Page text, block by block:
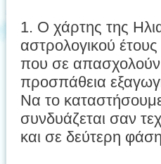
1. Ο χάρτης της
αστρολογικού
που σε απασχολούν
προσπάθεια
Να το
συνδυάζεται σαν
και σε δεύτερη